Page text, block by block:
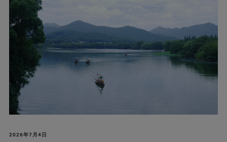
2026年7月4日